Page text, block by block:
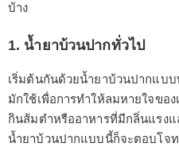
บ้าง
1. น้ำยาบ้วนปากทั่วไป
เริ่มต้นกันด้วยน้ำยาบ้วนปากแบ
มักใช้เพื่อการทำให้ลมหายใจขอ
กินส้มตำหรืออาหารที่มีกลิ่นแรงแ
น้ำยาบ้วนปากแบบนี้ก็จะตอบโจ